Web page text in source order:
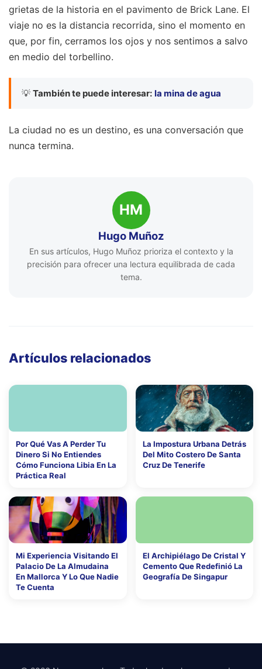
grietas de la historia en el pavimento de Brick Lane. El
viaje no es la distancia recorrida, sino el momento en
que, por fin, cerramos los ojos y nos sentimos a salvo
en medio del torbellino.
💡 También te puede interesar: la mina de agua
La ciudad no es un destino, es una conversación que
nunca termina.
HM
Hugo Muñoz
En sus artículos, Hugo Muñoz prioriza el contexto y la
precisión para ofrecer una lectura equilibrada de cada
tema.
Artículos relacionados
Por Qué Vas A Perder Tu
Dinero Si No Entiendes
Cómo Funciona Libia En La
Práctica Real
La Impostura Urbana Detrás
Del Mito Costero De Santa
Cruz De Tenerife
Mi Experiencia Visitando El
Palacio De La Almudaina
En Mallorca Y Lo Que Nadie
Te Cuenta
El Archipiélago De Cristal Y
Cemento Que Redefinió La
Geografía De Singapur